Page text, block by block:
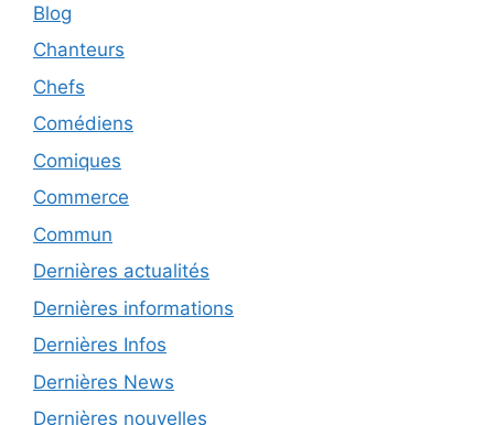
Blog
Chanteurs
Chefs
Comédiens
Comiques
Commerce
Commun
Dernières actualités
Dernières informations
Dernières Infos
Dernières News
Dernières nouvelles